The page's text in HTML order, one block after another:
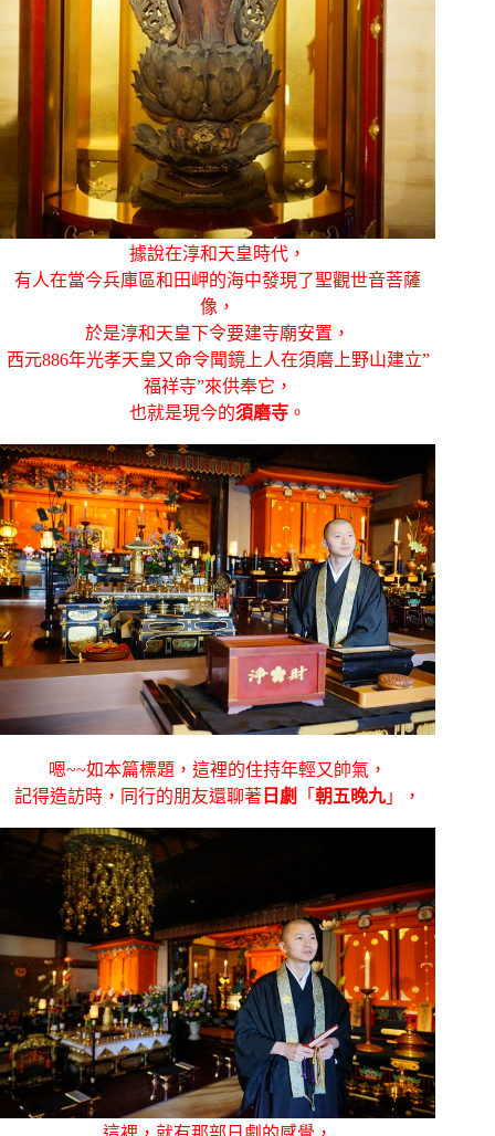
據說在淳和天皇時代，
有人在當今兵庫區和田岬的海中發現了聖觀世音菩薩
像，
於是淳和天皇下令要建寺廟安置，
西元886年光孝天皇又命令聞鏡上人在須磨上野山建立”
福祥寺”來供奉它，
也就是現今的須磨寺 。
嗯~~如本篇標題，這裡的住持年輕又帥氣，
記得造訪時，同行的朋友還聊著 日劇 「朝五晚九」，